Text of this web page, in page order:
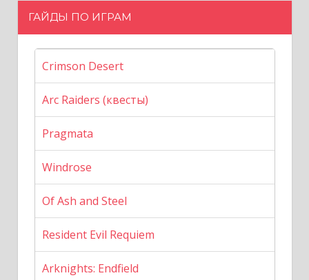
ГАЙДЫ ПО ИГРАМ
Crimson Desert
Arc Raiders (квесты)
Pragmata
Windrose
Of Ash and Steel
Resident Evil Requiem
Arknights: Endfield